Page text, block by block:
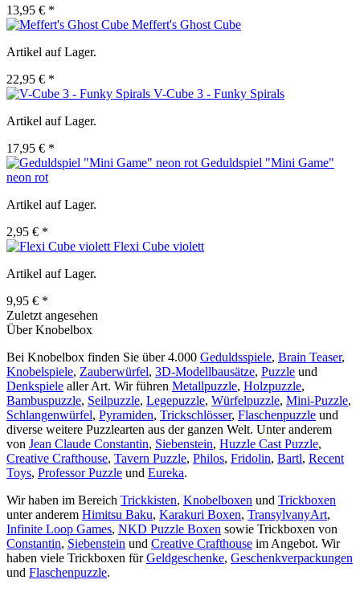
13,95 € *
Meffert's Ghost Cube
Artikel auf Lager.
22,95 € *
V-Cube 3 - Funky Spirals
Artikel auf Lager.
17,95 € *
Geduldspiel "Mini Game"
neon rot
Artikel auf Lager.
2,95 € *
Flexi Cube violett
Artikel auf Lager.
9,95 € *
Zuletzt angesehen
Über Knobelbox
Bei Knobelbox finden Sie über 4.000 Geduldsspiele, Brain Teaser,
Knobelspiele, Zauberwürfel, 3D-Modellbausätze, Puzzle und
Denkspiele aller Art. Wir führen Metallpuzzle, Holzpuzzle,
Bambuspuzzle, Seilpuzzle, Legepuzzle, Würfelpuzzle, Mini-Puzzle,
Schlangenwürfel, Pyramiden, Trickschlösser, Flaschenpuzzle und
diverse weitere Puzzlearten aus der ganzen Welt. Unter anderem
von Jean Claude Constantin, Siebenstein, Huzzle Cast Puzzle,
Creative Crafthouse, Tavern Puzzle, Philos, Fridolin, Bartl, Recent
Toys, Professor Puzzle und Eureka.
Wir haben im Bereich Trickkisten, Knobelboxen und Trickboxen
unter anderem Himitsu Baku, Karakuri Boxen, TransylvanyArt,
Infinite Loop Games, NKD Puzzle Boxen sowie Trickboxen von
Constantin, Siebenstein und Creative Crafthouse im Angebot. Wir
haben viele Trickboxen fürGeldgeschenke, Geschenkverpackungen
und Flaschenpuzzle.